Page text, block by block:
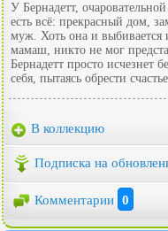
У Бернадетт,
есть всё: прекрасный дом,
муж. Хоть она и выбивается
мамаш, никто не мог
Бернадетт просто исчезнет
себя, пытаясь обрести
В коллекцию
Подписка на
Комментарии 0